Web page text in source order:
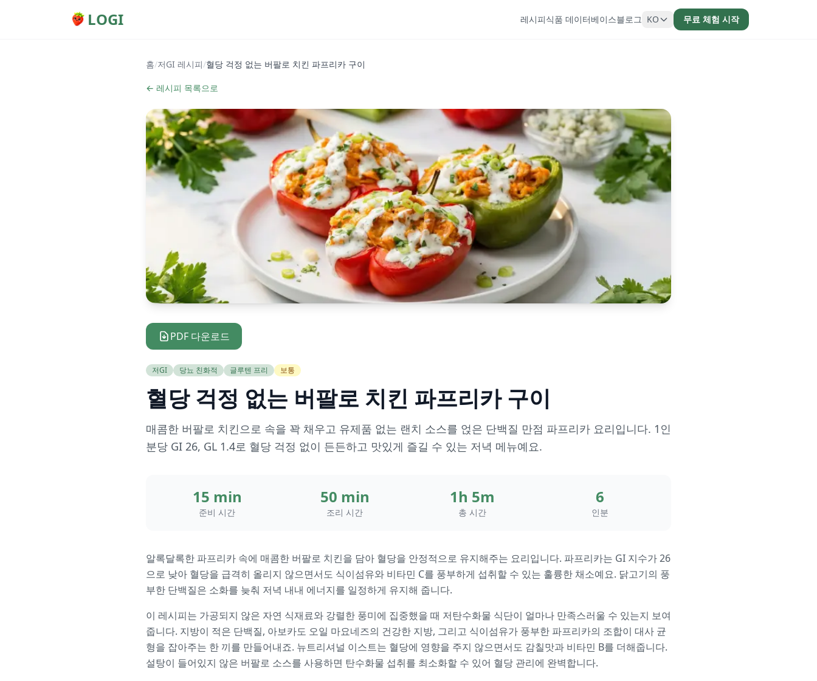
LOGI 레시피식품 데이터베이스블로그 KO 무료 체험 시작
홈/저GI 레시피/혈당 걱정 없는 버팔로 치킨 파프리카 구이
← 레시피 목록으로
PDF 다운로드
저GI 당뇨 친화적 글루텐 프리 보통
혈당 걱정 없는 버팔로 치킨 파프리카 구이
매콤한 버팔로 치킨으로 속을 꽉 채우고 유제품 없는 랜치 소스를 얹은 단백질 만점 파프리카 요리입니다. 1인
분당 GI 26, GL 1.4로 혈당 걱정 없이 든든하고 맛있게 즐길 수 있는 저녁 메뉴예요.
15 min
준비 시간
50 min
조리 시간
1h 5m
총 시간
6
인분
알록달록한 파프리카 속에 매콤한 버팔로 치킨을 담아 혈당을 안정적으로 유지해주는 요리입니다. 파프리카는 GI 지수가 26
으로 낮아 혈당을 급격히 올리지 않으면서도 식이섬유와 비타민 C를 풍부하게 섭취할 수 있는 훌륭한 채소예요. 닭고기의 풍
부한 단백질은 소화를 늦춰 저녁 내내 에너지를 일정하게 유지해 줍니다.
이 레시피는 가공되지 않은 자연 식재료와 강렬한 풍미에 집중했을 때 저탄수화물 식단이 얼마나 만족스러울 수 있는지 보여
줍니다. 지방이 적은 단백질, 아보카도 오일 마요네즈의 건강한 지방, 그리고 식이섬유가 풍부한 파프리카의 조합이 대사 균
형을 잡아주는 한 끼를 만들어내죠. 뉴트리셔널 이스트는 혈당에 영향을 주지 않으면서도 감칠맛과 비타민 B를 더해줍니다.
설탕이 들어있지 않은 버팔로 소스를 사용하면 탄수화물 섭취를 최소화할 수 있어 혈당 관리에 완벽합니다.